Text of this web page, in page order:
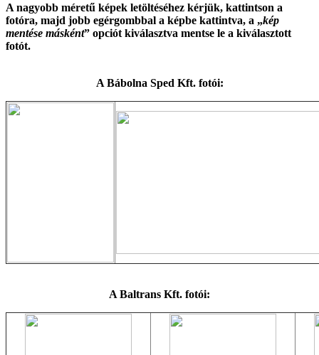
A nagyobb méretű képek letöltéséhez kérjük, kattintson a
fotóra, majd jobb egérgombbal a képbe kattintva, a „kép
mentése másként” opciót kiválasztva mentse le a kiválasztott
fotót.
A Bábolna Sped Kft. fotói:
A Baltrans Kft. fotói: